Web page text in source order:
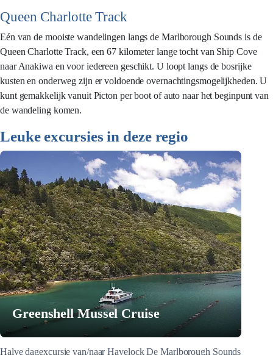
Queen Charlotte Track
Eén van de mooiste wandelingen langs de Marlborough Sounds is de
Queen Charlotte Track, een 67 kilometer lange tocht van Ship Cove
naar Anakiwa en voor iedereen geschikt. U loopt langs de bosrijke
kusten en onderweg zijn er voldoende overnachtingsmogelijkheden. U
kunt gemakkelijk vanuit Picton per boot of auto naar het beginpunt van
de wandeling komen.
Leuke excursies in deze regio
Greenshell Mussel Cruise
Halve dagexcursie van/naar Havelock De Marlborough Sounds